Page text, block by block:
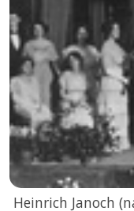
Heinrich Janoch